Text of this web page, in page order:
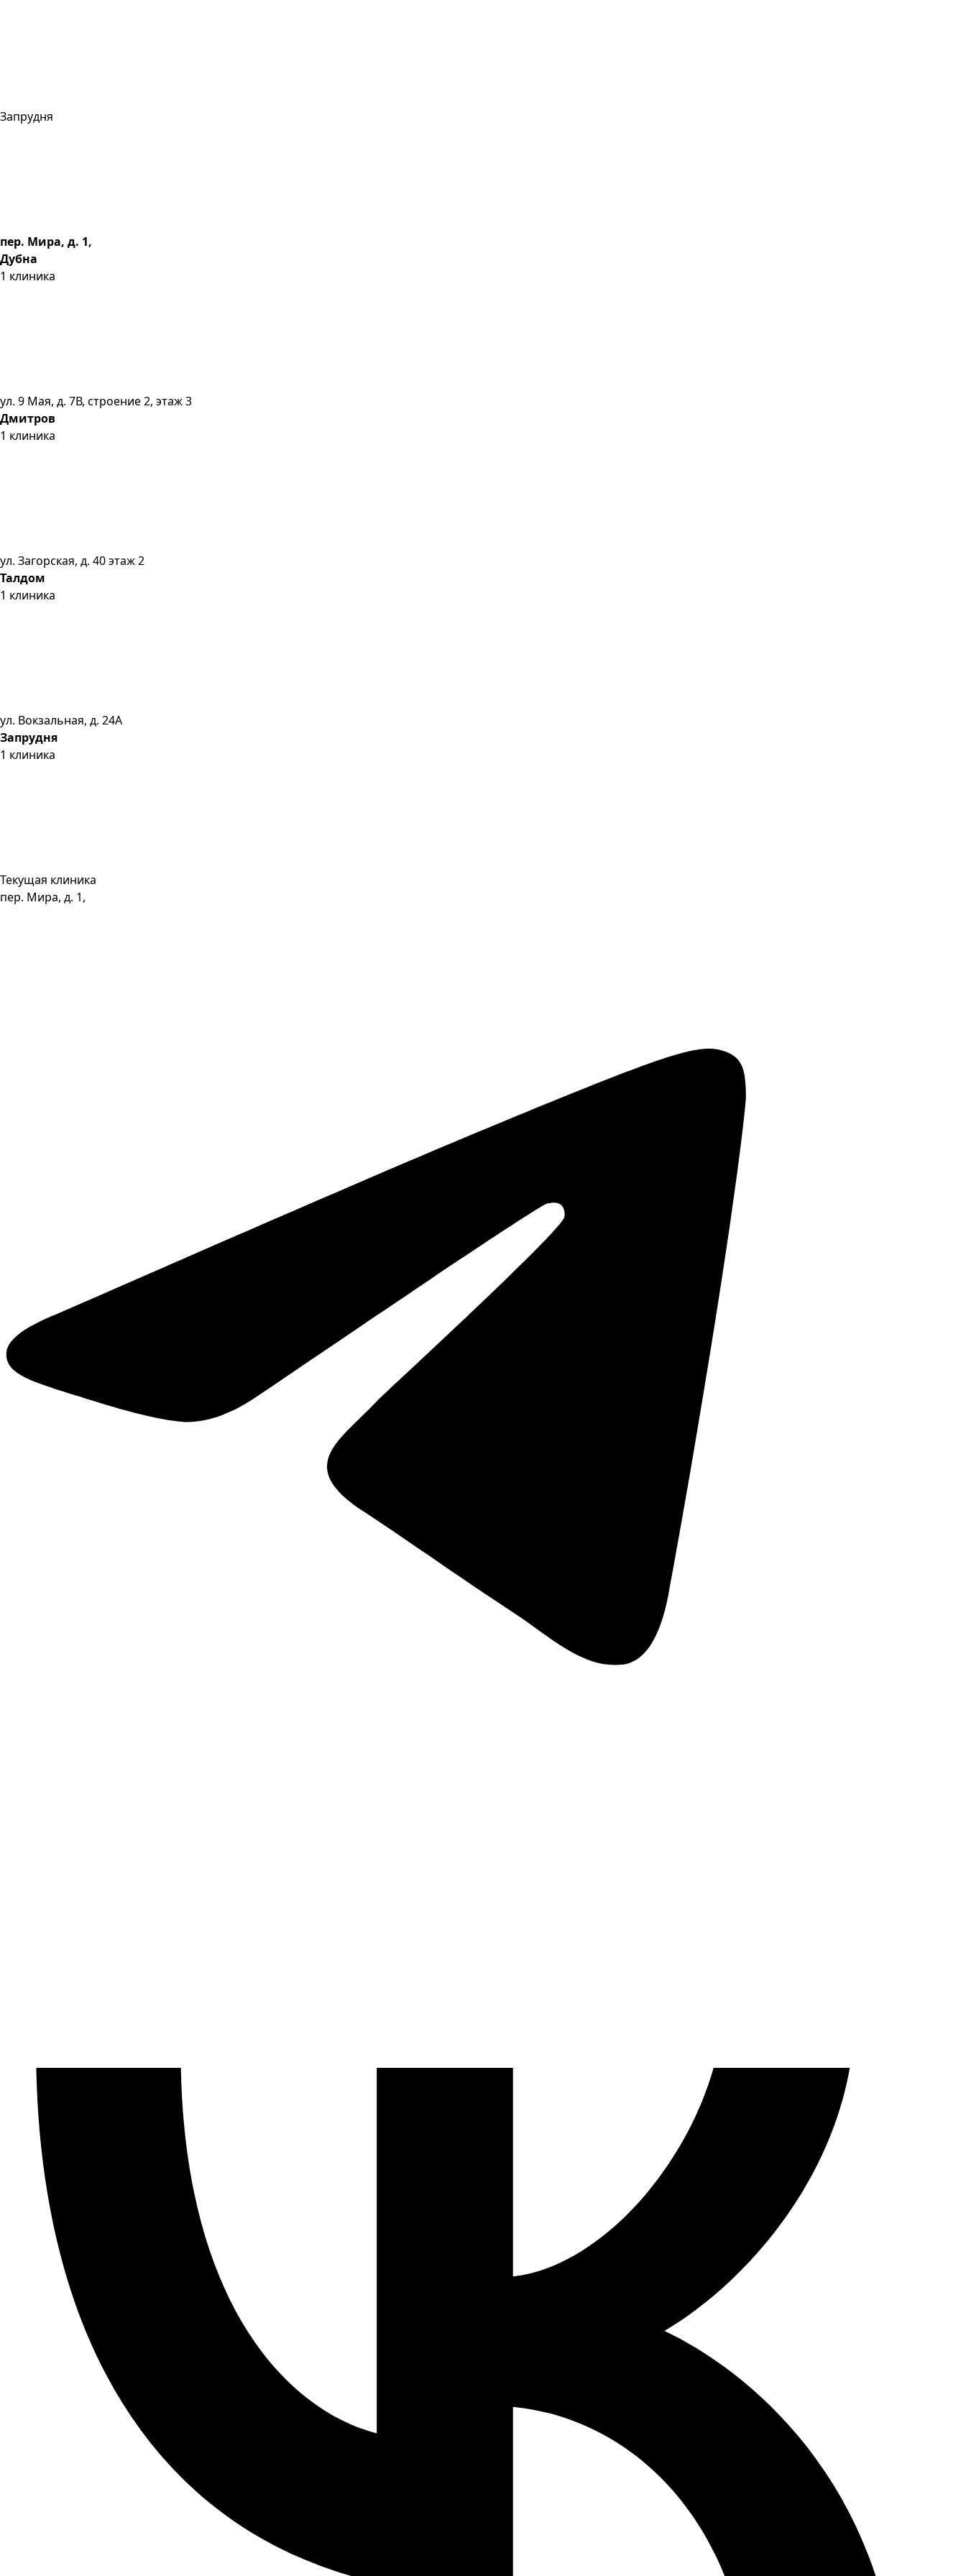
Запрудня
пер. Мира, д. 1,
Дубна
1 клиника
ул. 9 Мая, д. 7В, строение 2, этаж 3
Дмитров
1 клиника
ул. Загорская, д. 40 этаж 2
Талдом
1 клиника
ул. Вокзальная, д. 24А
Запрудня
1 клиника
Текущая клиника
пер. Мира, д. 1,